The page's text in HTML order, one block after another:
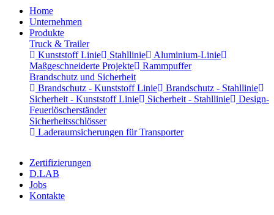
Home
Unternehmen
Produkte
Truck & Trailer
Kunststoff Linie
Stahllinie
Aluminium-Linie
Maßgeschneiderte Projekte
Rammpuffer
Brandschutz und Sicherheit
Brandschutz - Kunststoff Linie
Brandschutz - Stahllinie
Sicherheit - Kunststoff Linie
Sicherheit - Stahllinie
Design-
Feuerlöscherständer
Sicherheitsschlösser
Laderaumsicherungen für Transporter
Zertifizierungen
D.LAB
Jobs
Kontakte